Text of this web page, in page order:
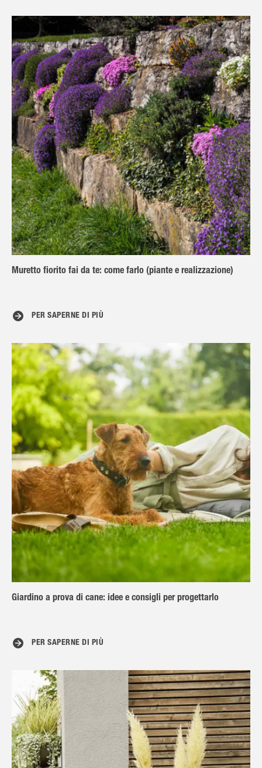
Muretto fiorito fai da te: come farlo (piante e realizzazione)
PER SAPERNE DI PIÙ
Giardino a prova di cane: idee e consigli per progettarlo
PER SAPERNE DI PIÙ